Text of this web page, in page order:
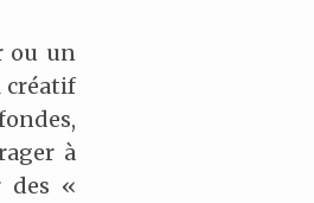
ou un
créatif
à
des «